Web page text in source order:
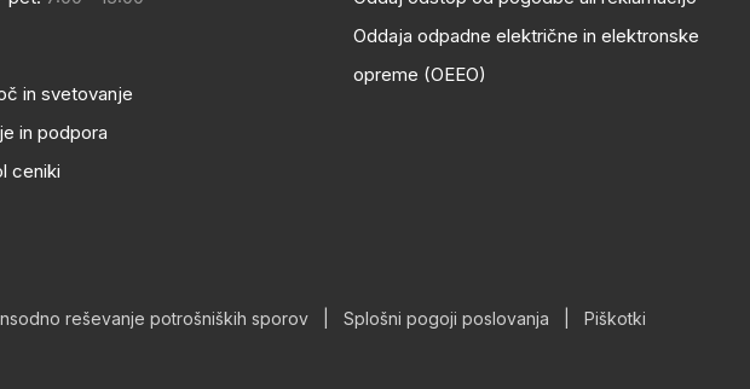
in svetovanje
in podpora
ceniki
Oddaja odpadne električne in elektronske
opreme (OEEO)
reševanje potrošniških sporov Splošni pogoji poslovanja
Piškotki